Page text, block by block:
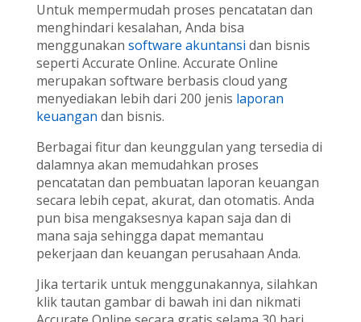
Untuk mempermudah proses pencatatan dan
menghindari kesalahan, Anda bisa
menggunakan software akuntansi dan bisnis
seperti Accurate Online. Accurate Online
merupakan software berbasis cloud yang
menyediakan lebih dari 200 jenis laporan
keuangan dan bisnis.
Berbagai fitur dan keunggulan yang tersedia di
dalamnya akan memudahkan proses
pencatatan dan pembuatan laporan keuangan
secara lebih cepat, akurat, dan otomatis. Anda
pun bisa mengaksesnya kapan saja dan di
mana saja sehingga dapat memantau
pekerjaan dan keuangan perusahaan Anda.
Jika tertarik untuk menggunakannya, silahkan
klik tautan gambar di bawah ini dan nikmati